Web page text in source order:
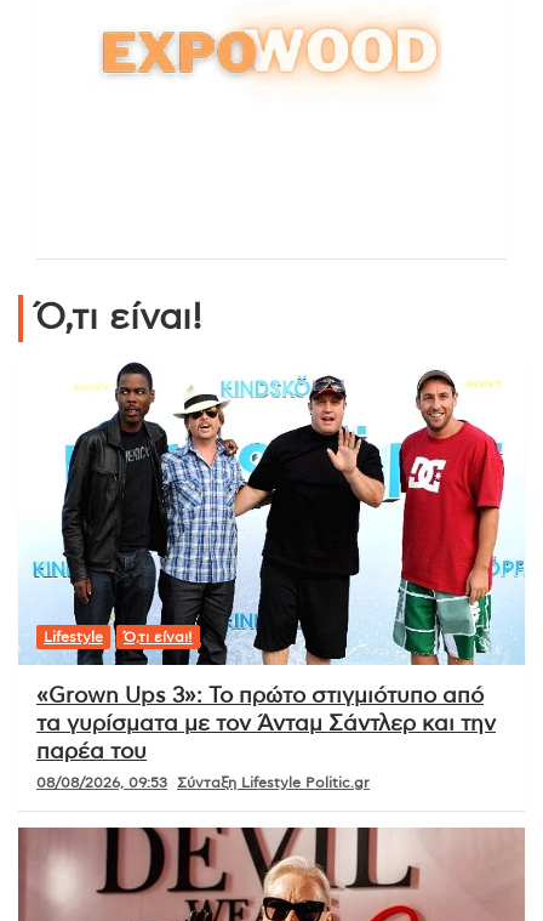
Ό,τι είναι!
Lifestyle Ό,τι είναι!
«Grown Ups 3»: Το πρώτο στιγμιότυπο από
τα γυρίσματα με τον Άνταμ Σάντλερ και την
παρέα του
08/08/2026, 09:53 Σύνταξη Lifestyle Politic.gr